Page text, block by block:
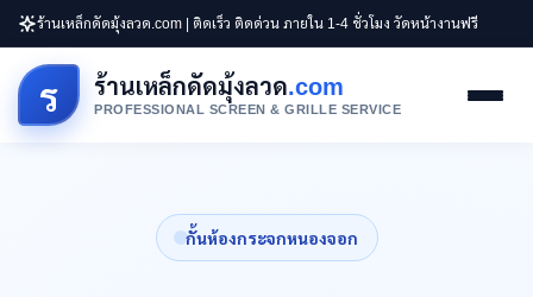
ร้านเหล็กดัดมุ้งลวด.com | ติดเร็ว ติดด่วน ภายใน 1-4 ชั่วโมง วัดหน้างานฟรี
ร ร้านเหล็กดัดมุ้งลวด.com
PROFESSIONAL SCREEN & GRILLE SERVICE
กั้นห้องกระจกหนองจอก